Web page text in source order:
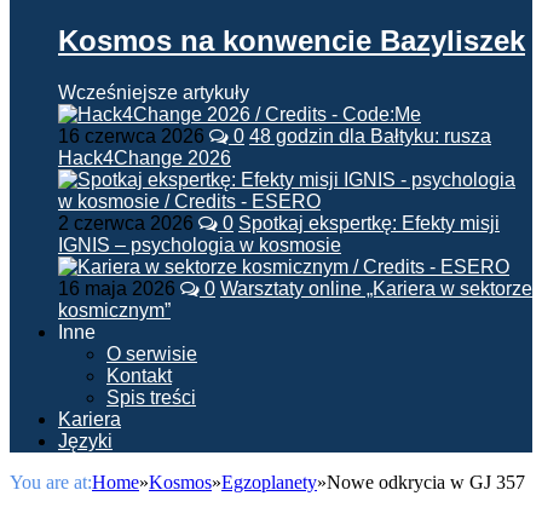
Kosmos na konwencie Bazyliszek
Wcześniejsze artykuły
16 czerwca 2026 0 48 godzin dla Bałtyku: rusza
Hack4Change 2026
2 czerwca 2026 0 Spotkaj ekspertkę: Efekty misji
IGNIS – psychologia w kosmosie
16 maja 2026 0 Warsztaty online „Kariera w sektorze
kosmicznym”
Inne
O serwisie
Kontakt
Spis treści
Kariera
Języki
You are at:Home»Kosmos»Egzoplanety»Nowe odkrycia w GJ 357